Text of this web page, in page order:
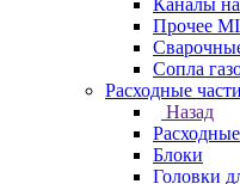
Каналы
Прочее
Сопла
Расходные
Назад
Блоки
Головки